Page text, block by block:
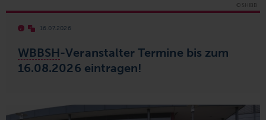
WBBSH-Veranstalter Termine bis zum
16.08.2026 eintragen!
16.07.2026
© SHIBB